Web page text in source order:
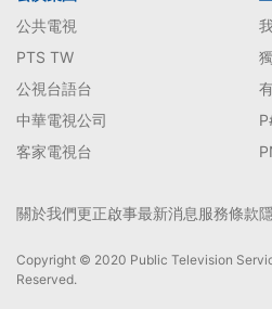
公共電視
PTS TW
公視台語台
中華電視公司
客家電視台
關於我們更正啟事最新消息服務條款
Copyright © 2020 Public Television
Reserved.